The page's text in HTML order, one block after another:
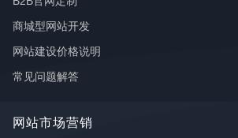
商城型网站开发
网站建设价格说明
常见问题解答
网站市场营销